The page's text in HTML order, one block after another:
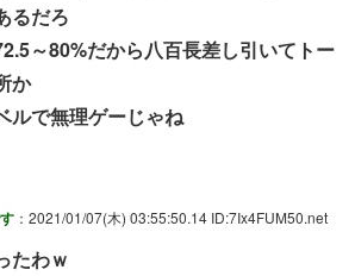
るだろ
～80%だから八百長差し引いてトー
か
ルで無理ゲーじゃね
：2021/01/07(木) 03:55:50.14 ID:7Ix4FUM50.net
たわｗ